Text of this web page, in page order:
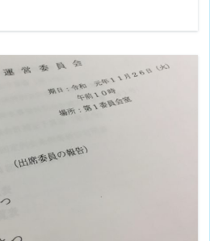
READ MORE